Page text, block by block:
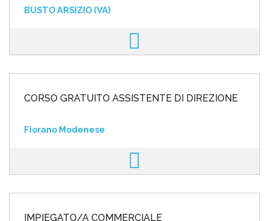
BUSTO ARSIZIO (VA)
CORSO GRATUITO ASSISTENTE DI DIREZIONE
Fiorano Modenese
IMPIEGATO/A COMMERCIALE